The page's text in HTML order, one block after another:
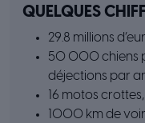
QUELQUES
29.8 millions
50 000 chiens
déjections par
16 motos crottes,
1000 km de